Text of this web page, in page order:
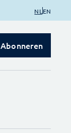
NL EN
Abonneren